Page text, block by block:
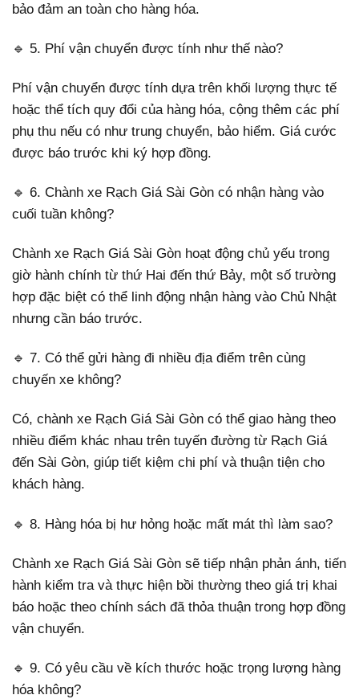
bảo đảm an toàn cho hàng hóa.
🔹 5. Phí vận chuyển được tính như thế nào?
Phí vận chuyển được tính dựa trên khối lượng thực tế
hoặc thể tích quy đổi của hàng hóa, cộng thêm các phí
phụ thu nếu có như trung chuyển, bảo hiểm. Giá cước
được báo trước khi ký hợp đồng.
🔹 6. Chành xe Rạch Giá Sài Gòn có nhận hàng vào
cuối tuần không?
Chành xe Rạch Giá Sài Gòn hoạt động chủ yếu trong
giờ hành chính từ thứ Hai đến thứ Bảy, một số trường
hợp đặc biệt có thể linh động nhận hàng vào Chủ Nhật
nhưng cần báo trước.
🔹 7. Có thể gửi hàng đi nhiều địa điểm trên cùng
chuyến xe không?
Có, chành xe Rạch Giá Sài Gòn có thể giao hàng theo
nhiều điểm khác nhau trên tuyến đường từ Rạch Giá
đến Sài Gòn, giúp tiết kiệm chi phí và thuận tiện cho
khách hàng.
🔹 8. Hàng hóa bị hư hỏng hoặc mất mát thì làm sao?
Chành xe Rạch Giá Sài Gòn sẽ tiếp nhận phản ánh, tiến
hành kiểm tra và thực hiện bồi thường theo giá trị khai
báo hoặc theo chính sách đã thỏa thuận trong hợp đồng
vận chuyển.
🔹 9. Có yêu cầu về kích thước hoặc trọng lượng hàng
hóa không?